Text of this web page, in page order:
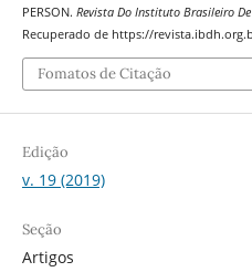
PERSON. Revista Do Instituto Brasileiro
Recuperado de https://
Fomatos de Citação
Edição
v. 19 (2019)
Seção
Artigos